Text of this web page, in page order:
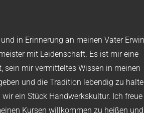
in Erinnerung an meinen Vater Erwin
mit Leidenschaft. Es ist mir eine
sein mir vermitteltes Wissen in meinen
und die Tradition lebendig zu
ein Stück Handwerkskultur. Ich freue
Kursen willkommen zu heißen und